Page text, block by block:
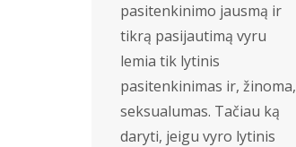
pasitenkinimo jausmą ir
tikrą pasijautimą vyru
lemia tik lytinis
pasitenkinimas ir, žinoma,
seksualumas. Tačiau ką
daryti, jeigu vyro lytinis